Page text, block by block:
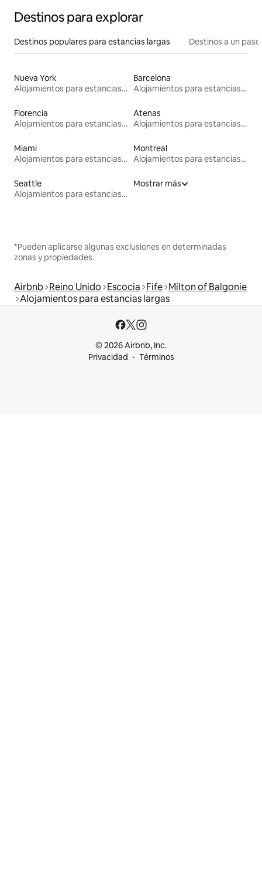
Destinos para explorar
Destinos populares para estancias largas Destinos a un
Nueva York
Alojamientos para estancias largas
Barcelona
Alojamientos para estancias largas
Florencia
Alojamientos para estancias largas
Atenas
Alojamientos para estancias largas
Miami
Alojamientos para estancias largas
Montreal
Alojamientos para estancias largas
Seattle
Alojamientos para estancias largas
Mostrar más
*Pueden aplicarse algunas exclusiones en determinadas
zonas y propiedades.
Airbnb Reino Unido Escocia Fife Milton of Balgonie
Alojamientos para estancias largas
© 2026 Airbnb, Inc.
Privacidad
Términos